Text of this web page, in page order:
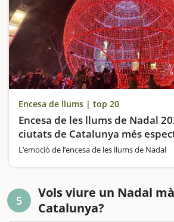
Encesa de llums | top 20
Encesa de les llums de Nadal
ciutats de Catalunya més
L’emoció de l’encesa de les llums de Nadal
5
Vols viure un Nadal
Catalunya?